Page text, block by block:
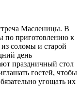
Масленицы. В
по приготовлению к
соломы и старой
день
праздничный стол
гостей, чтобы
угощать их